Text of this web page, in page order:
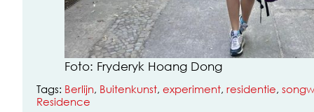
Foto: Fryderyk Hoang Dong
Tags: Berlijn, Buitenkunst, experiment, residentie,
Residence